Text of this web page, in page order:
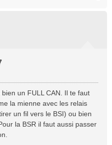
un FULL CAN. Il te faut
la mienne avec les relais
un fil vers le BSI) ou bien
la BSR il faut aussi passer